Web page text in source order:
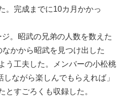
。完成までに10カ月かかっ
。昭武の兄弟の人数を数えた
かから昭武を見つけ出した
う工夫した。メンバーの小松桃
ながら楽しんでもらえれば」
とすごろくも収録した。